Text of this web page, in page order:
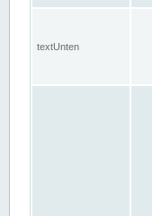
textUnten